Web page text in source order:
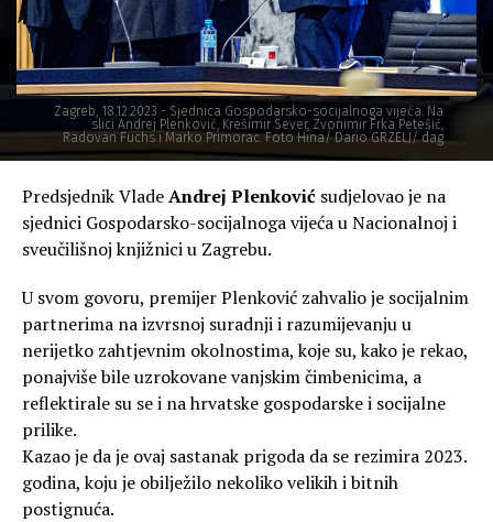
Zagreb, 18.12.2023 - Sjednica Gospodarsko-socijalnoga vijeća. Na
slici Andrej Plenković, Krešimir Sever, Zvonimir Frka Petešić,
Radovan Fuchs i Marko Primorac. Foto Hina/ Dario GRZELJ/ dag
Predsjednik VladeAndrej Plenković sudjelovao je na
sjednici Gospodarsko-socijalnoga vijeća u Nacionalnoj i
sveučilišnoj knjižnici u Zagrebu.
U svom govoru, premijer Plenković zahvalio je socijalnim
partnerima na izvrsnoj suradnji i razumijevanju u
nerijetko zahtjevnim okolnostima, koje su, kako je rekao,
ponajviše bile uzrokovane vanjskim čimbenicima, a
reflektirale su se i na hrvatske gospodarske i socijalne
prilike.
Kazao je da je ovaj sastanak prigoda da se rezimira 2023.
godina, koju je obilježilo nekoliko velikih i bitnih
postignuća.